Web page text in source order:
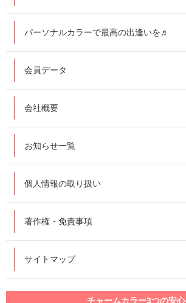
パーソナルカラーで最高の出逢いを♬
会員データ
会社概要
お知らせ一覧
個人情報の取り扱い
著作権・免責事項
サイトマップ
チャームカラー3つの安心